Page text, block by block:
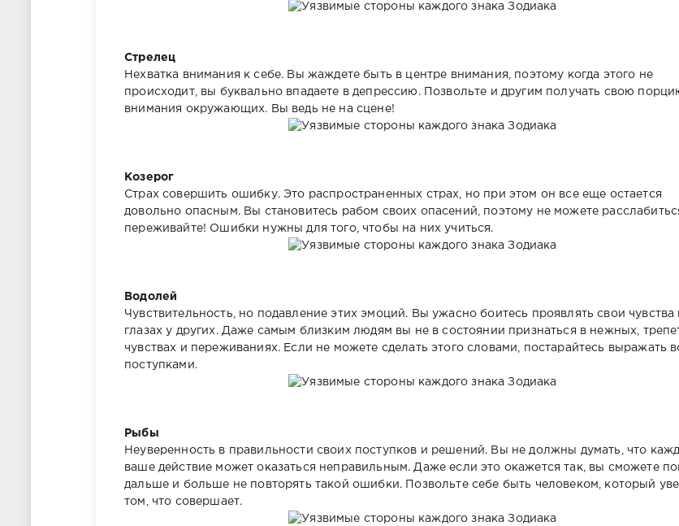
Стрелец
Нехватка внимания к себе. Вы жаждете быть в центре внимания, поэтому когда этого не
происходит, вы буквально впадаете в депрессию. Позвольте и другим получать свою
внимания окружающих. Вы ведь не на сцене!
Козерог
Страх совершить ошибку. Это распространенных страх, но при этом он все еще остается
довольно опасным. Вы становитесь рабом своих опасений, поэтому не можете
переживайте! Ошибки нужны для того, чтобы на них учиться.
Водолей
Чувствительность, но подавление этих эмоций. Вы ужасно боитесь проявлять свои чувства
глазах у других. Даже самым близким людям вы не в состоянии признаться в нежных,
чувствах и переживаниях. Если не можете сделать этого словами, постарайтесь выражать
поступками.
Рыбы
Неуверенность в правильности своих поступков и решений. Вы не должны думать, что
ваше действие может оказаться неправильным. Даже если это окажется так, вы сможете
дальше и больше не повторять такой ошибки. Позвольте себе быть человеком, который
том, что совершает.